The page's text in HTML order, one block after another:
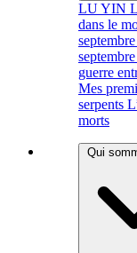
LU YIN
dans le
septembre
septembre
guerre
Mes
serpents
morts
Qui